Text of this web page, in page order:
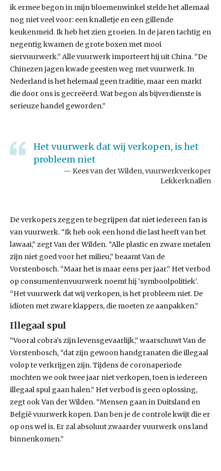
ik ermee begon in mijn bloemenwinkel stelde het allemaal
nog niet veel voor: een knalletje en een gillende
keukenmeid. Ik heb het zien groeien. In de jaren tachtig en
negentig kwamen de grote boxen met mooi
siervuurwerk.” Alle vuurwerk importeert hij uit China. “De
Chinezen jagen kwade geesten weg met vuurwerk. In
Nederland is het helemaal geen traditie, maar een markt
die door ons is gecreëerd. Wat begon als bijverdienste is
serieuze handel geworden.”
Het vuurwerk dat wij verkopen, is het
probleem niet
Kees van der Wilden, vuurwerkverkoper
Lekkerknallen
De verkopers zeggen te begrijpen dat niet iedereen fan is
van vuurwerk. “Ik heb ook een hond die last heeft van het
lawaai,” zegt Van der Wilden. “Alle plastic en zware metalen
zijn niet goed voor het milieu,” beaamt Van de
Vorstenbosch. “Maar het is maar eens per jaar.” Het verbod
op consumentenvuurwerk noemt hij ‘symboolpolitiek’.
“Het vuurwerk dat wij verkopen, is het probleem niet. De
idioten met zware klappers, die moeten ze aanpakken.”
Illegaal spul
“Vooral cobra’s zijn levensgevaarlijk,” waarschuwt Van de
Vorstenbosch, “dat zijn gewoon handgranaten die illegaal
volop te verkrijgen zijn. Tijdens de coronaperiode
mochten we ook twee jaar niet verkopen, toen is iedereen
illegaal spul gaan halen.” Het verbod is geen oplossing,
zegt ook Van der Wilden. “Mensen gaan in Duitsland en
België vuurwerk kopen. Dan ben je de controle kwijt die er
op ons wel is. Er zal absoluut zwaarder vuurwerk ons land
binnenkomen.”